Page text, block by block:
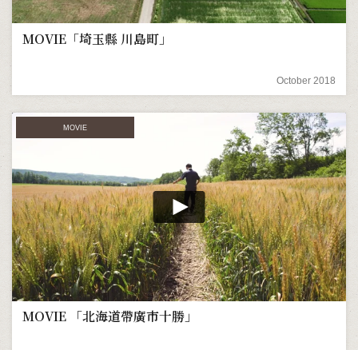
MOVIE「埼玉縣 川島町」
October 2018
MOVIE
MOVIE 「北海道帶廣市十勝」